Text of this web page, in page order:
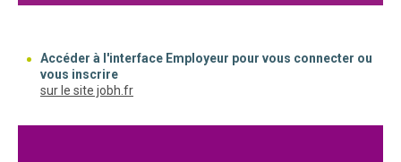
Accéder à l'interface Employeur pour vous connecter ou
vous inscrire
sur le site jobh.fr(nouvelle fenêtre)